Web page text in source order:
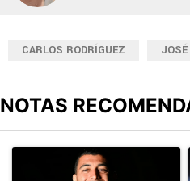
CARLOS RODRÍGUEZ JOSÉ
NOTAS
Un artículo de tendencia con el